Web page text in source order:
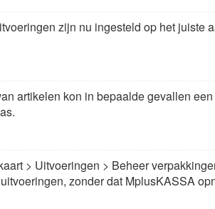
zijn nu ingesteld op het juiste
artikelen kon in bepaalde gevallen
> Uitvoeringen > Beheer
zonder dat MplusKASSA